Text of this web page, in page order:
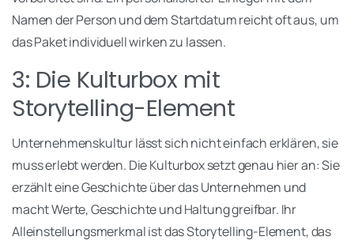
Namen der Person und dem Startdatum reicht oft aus, um
das Paket individuell wirken zu lassen.
3: Die Kulturbox mit
Storytelling-Element
Unternehmenskultur lässt sich nicht einfach erklären, sie
muss erlebt werden. Die Kulturbox setzt genau hier an: Sie
erzählt eine Geschichte über das Unternehmen und
macht Werte, Geschichte und Haltung greifbar. Ihr
Alleinstellungsmerkmal ist das Storytelling-Element, das